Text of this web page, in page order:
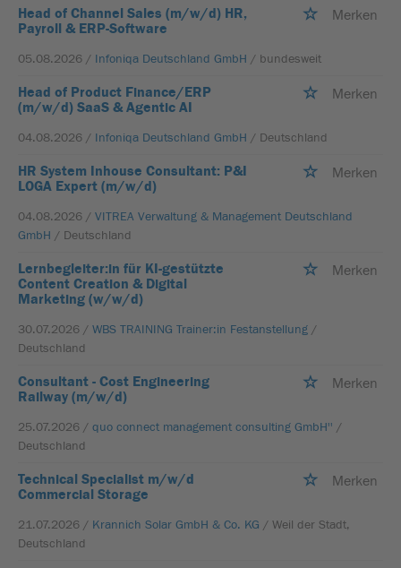
Head of Channel Sales (m/w/d) HR,
Payroll & ERP-Software
Merken
05.08.2026 / Infoniqa Deutschland GmbH / bundesweit
Head of Product Finance/ERP
(m/w/d) SaaS & Agentic AI
Merken
04.08.2026 / Infoniqa Deutschland GmbH / Deutschland
HR System Inhouse Consultant: P&I
LOGA Expert (m/w/d)
Merken
04.08.2026 / VITREA Verwaltung & Management Deutschland
GmbH / Deutschland
Lernbegleiter:in für KI-gestützte
Content Creation & Digital
Marketing (w/w/d)
Merken
30.07.2026 / WBS TRAINING Trainer:in Festanstellung /
Deutschland
Consultant - Cost Engineering
Railway (m/w/d)
Merken
25.07.2026 / quo connect management consulting GmbH'' /
Deutschland
Technical Specialist m/w/d
Commercial Storage
Merken
21.07.2026 / Krannich Solar GmbH & Co. KG / Weil der Stadt,
Deutschland